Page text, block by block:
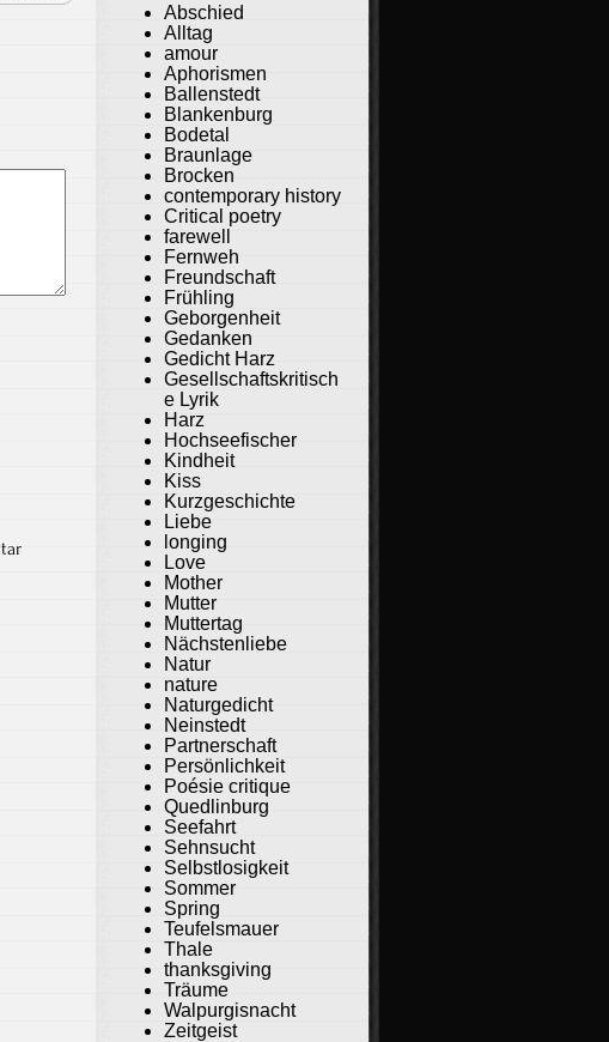
Abschied
Alltag
amour
Aphorismen
Ballenstedt
Blankenburg
Bodetal
Braunlage
Brocken
contemporary history
Critical poetry
farewell
Fernweh
Freundschaft
Frühling
Geborgenheit
Gedanken
Gedicht Harz
Gesellschaftskritisch
e Lyrik
Harz
Hochseefischer
Kindheit
Kiss
Kurzgeschichte
Liebe
longing
Love
Mother
Mutter
Muttertag
Nächstenliebe
Natur
nature
Naturgedicht
Neinstedt
Partnerschaft
Persönlichkeit
Poésie critique
Quedlinburg
Seefahrt
Sehnsucht
Selbstlosigkeit
Sommer
Spring
Teufelsmauer
Thale
thanksgiving
Träume
Walpurgisnacht
Zeitgeist